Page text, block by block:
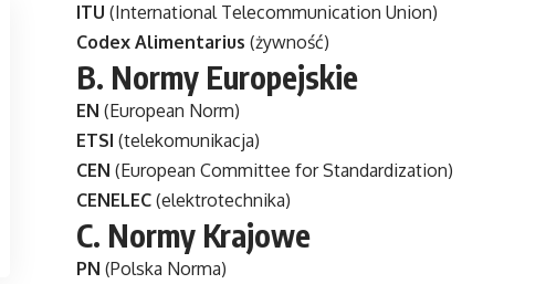
ITU (International Telecommunication Union)
Codex Alimentarius (żywność)
B. Normy Europejskie
EN (European Norm)
ETSI (telekomunikacja)
CEN (European Committee for Standardization)
CENELEC(elektrotechnika)
C. Normy Krajowe
PN (Polska Norma)